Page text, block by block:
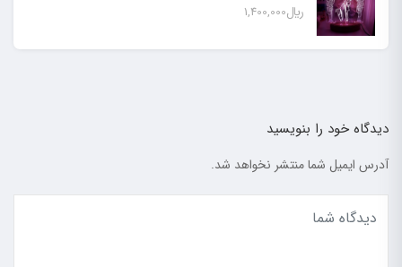
﷼1,400,000
دیدگاه خود را بنویسید
آدرس ایمیل شما منتشر نخواهد شد.